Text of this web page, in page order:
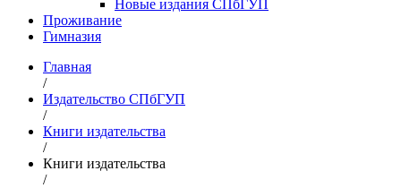
Новые издания СПбГУП
Проживание
Гимназия
Главная
/
Издательство СПбГУП
/
Книги издательства
/
Книги издательства
/